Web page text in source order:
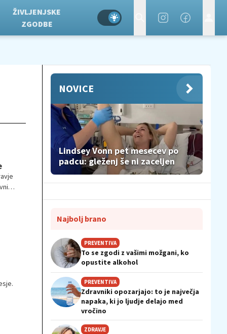
ŽIVLJENJSKE
ZGODBE
NOVICE
Lindsey Vonn pet mesecev po
padcu: gleženj še ni zaceljen
Najbolj brano
PREVENTIVA
To se zgodi z vašimi možgani, ko
opustite alkohol
PREVENTIVA
Zdravniki opozarjajo: to je največja
napaka, ki jo ljudje delajo med
vročino
ZDRAVJE